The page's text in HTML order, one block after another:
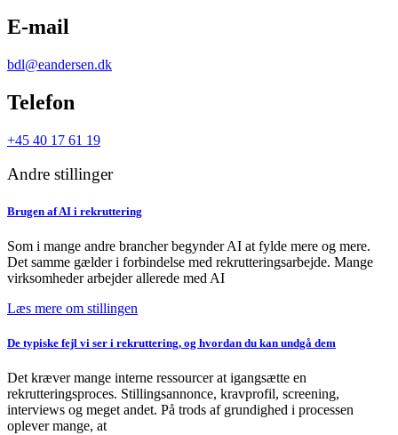
E-mail
bdl@eandersen.dk
Telefon
+45 40 17 61 19
Andre stillinger
Brugen af AI i rekruttering
Som i mange andre brancher begynder AI at fylde mere og mere.
Det samme gælder i forbindelse med rekrutteringsarbejde. Mange
virksomheder arbejder allerede med AI
Læs mere om stillingen
De typiske fejl vi ser i rekruttering, og hvordan du kan undgå dem
Det kræver mange interne ressourcer at igangsætte en
rekrutteringsproces. Stillingsannonce, kravprofil, screening,
interviews og meget andet. På trods af grundighed i processen
oplever mange, at